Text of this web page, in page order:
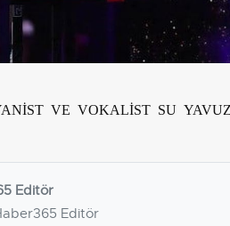
VE VOKALİST SU
Editör
Editör